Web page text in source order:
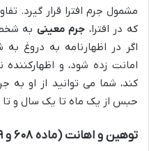
مشمول جرم افترا قرار گیرد.
که در افترا، جرم معینی به
اگر در اظهارنامه به دروغ به
امانت زده شود، و اظهارکننده
کند، شما می توانید از او به
حبس از یک ماه تا یک سال و تا ۷۴ ضربه شلاق است.
توهین و اهانت (ماده ۶۰۸ و ۶۰۹ قانون مجازات اسلامی)